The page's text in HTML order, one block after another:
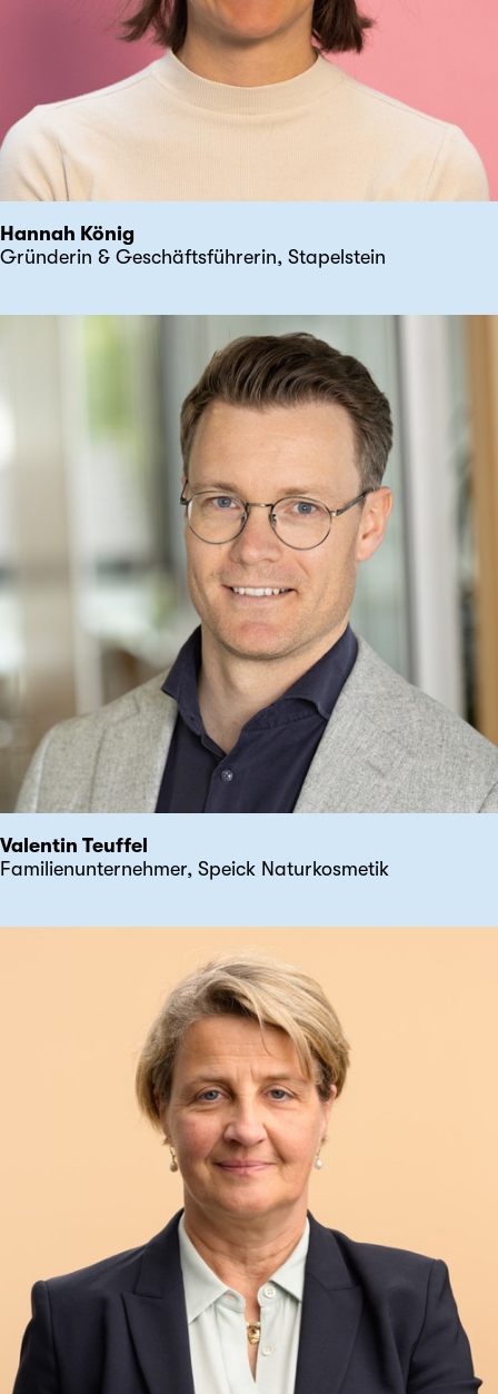
Hannah König
Gründerin & Geschäftsführerin, Stapelstein
Valentin Teuffel
Familienunternehmer, Speick Naturkosmetik